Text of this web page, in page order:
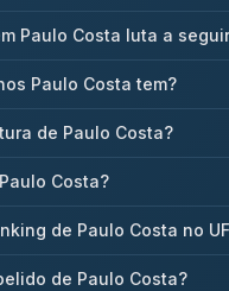
Paulo Costa luta a
Paulo Costa tem?
de Paulo Costa?
Costa?
de Paulo Costa no
de Paulo Costa?